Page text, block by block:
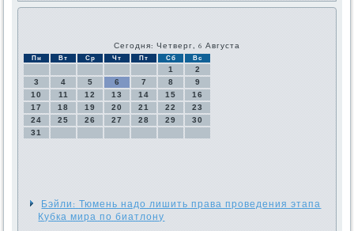
Сегодня: Четверг, 6 Августа
Пн Вт Ср Чт Пт Сб Вс
1
2
3
4 5 6 7 8
9
10
11 12 13 14 15
16
17
18 19 20 21 22
23
24
25 26 27 28 29
30
31
Бэйли: Тюмень надо лишить права проведения этапа
Кубка мира по биатлону